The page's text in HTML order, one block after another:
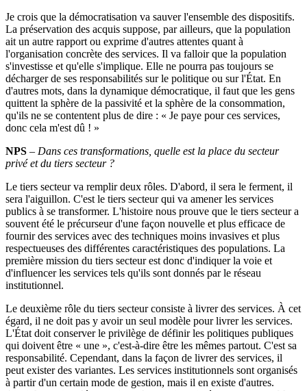
Je crois que la démocratisation va sauver l'ensemble des dispositifs.
La préservation des acquis suppose, par ailleurs, que la population
ait un autre rapport ou exprime d'autres attentes quant à
l'organisation concrète des services. Il va falloir que la population
s'investisse et qu'elle s'implique. Elle ne pourra pas toujours se
décharger de ses responsabilités sur le politique ou sur l'État. En
d'autres mots, dans la dynamique démocratique, il faut que les gens
quittent la sphère de la passivité et la sphère de la consommation,
qu'ils ne se contentent plus de dire : « Je paye pour ces services,
donc cela m'est dû ! »
NPS – Dans ces transformations, quelle est la place du secteur
privé et du tiers secteur ?
Le tiers secteur va remplir deux rôles. D'abord, il sera le ferment, il
sera l'aiguillon. C'est le tiers secteur qui va amener les services
publics à se transformer. L'histoire nous prouve que le tiers secteur a
souvent été le précurseur d'une façon nouvelle et plus efficace de
fournir des services avec des techniques moins invasives et plus
respectueuses des différentes caractéristiques des populations. La
première mission du tiers secteur est donc d'indiquer la voie et
d'influencer les services tels qu'ils sont donnés par le réseau
institutionnel.
Le deuxième rôle du tiers secteur consiste à livrer des services. À cet
égard, il ne doit pas y avoir un seul modèle pour livrer les services.
L'État doit conserver le privilège de définir les politiques publiques
qui doivent être « une », c'est-à-dire être les mêmes partout. C'est sa
responsabilité. Cependant, dans la façon de livrer des services, il
peut exister des variantes. Les services institutionnels sont organisés
à partir d'un certain mode de gestion, mais il en existe d'autres.